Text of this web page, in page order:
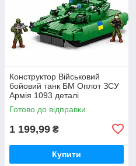
Конструктор Військовий
бойовий танк БМ Оплот ЗСУ
Армія 1093 деталі
Готово до відправки
1 199,99 ₴
Купити